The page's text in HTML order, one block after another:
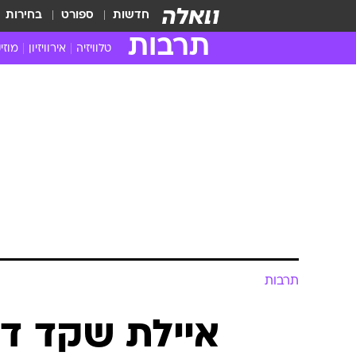
חדשות ספורט בחירות
תרבות טלוויזיה אירוויזיון
תרבות
איילת שקד